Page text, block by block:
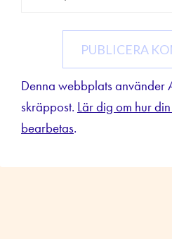
Denna webbplats använder
skräppost. Lär dig om hur
bearbetas.